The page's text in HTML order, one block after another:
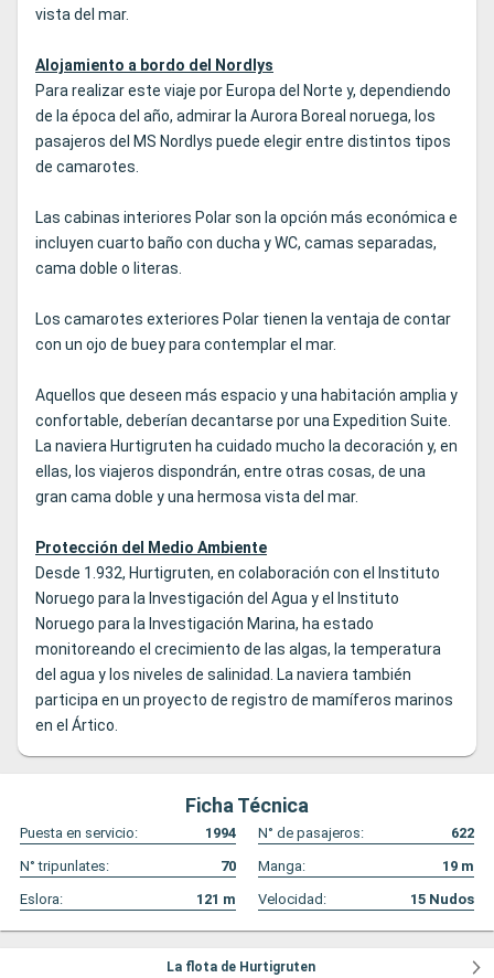
vista del mar.
Alojamiento a bordo del Nordlys
Para realizar este viaje por Europa del Norte y, dependiendo
de la época del año, admirar la Aurora Boreal noruega, los
pasajeros del MS Nordlys puede elegir entre distintos tipos
de camarotes.
Las cabinas interiores Polar son la opción más económica e
incluyen cuarto baño con ducha y WC, camas separadas,
cama doble o literas.
Los camarotes exteriores Polar tienen la ventaja de contar
con un ojo de buey para contemplar el mar.
Aquellos que deseen más espacio y una habitación amplia y
confortable, deberían decantarse por una Expedition Suite.
La naviera Hurtigruten ha cuidado mucho la decoración y, en
ellas, los viajeros dispondrán, entre otras cosas, de una
gran cama doble y una hermosa vista del mar.
Protección del Medio Ambiente
Desde 1.932, Hurtigruten, en colaboración con el Instituto
Noruego para la Investigación del Agua y el Instituto
Noruego para la Investigación Marina, ha estado
monitoreando el crecimiento de las algas, la temperatura
del agua y los niveles de salinidad. La naviera también
participa en un proyecto de registro de mamíferos marinos
en el Ártico.
Ficha Técnica
Puesta en servicio: 1994 N° de pasajeros:
622
N° tripunlates:
70 Manga: 19 m
Eslora:
121 m Velocidad: 15 Nudos
La flota de Hurtigruten